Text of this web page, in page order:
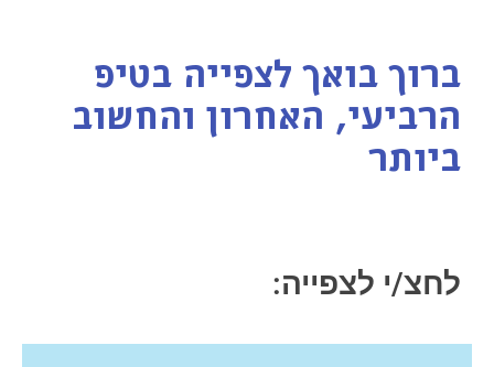
ברוך בואך לצפייה בטיפ
הרביעי, האחרון והחשוב
ביותר
לחצ/י לצפייה: